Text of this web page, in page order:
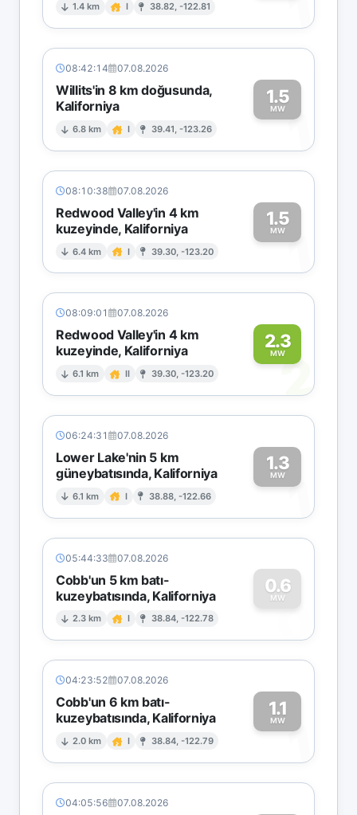
1.4 km I 38.82, -122.81
08:42:14 07.08.2026
Willits'in 8 km doğusunda,
Kaliforniya
6.8 km I 39.41, -123.26
1.5
MW1
08:10:38 07.08.2026
Redwood Valley'in 4 km
kuzeyinde, Kaliforniya
6.4 km I 39.30, -123.20
1.5
MW1
08:09:01 07.08.2026
Redwood Valley'in 4 km
kuzeyinde, Kaliforniya
6.1 km II 39.30, -123.20
2.3
MW2
06:24:31 07.08.2026
Lower Lake'nin 5 km
güneybatısında, Kaliforniya
6.1 km I 38.88, -122.66
1.3
MW1
05:44:33 07.08.2026
Cobb'un 5 km batı-
kuzeybatısında, Kaliforniya
2.3 km I 38.84, -122.78
0.6
MW
0
04:23:52 07.08.2026
Cobb'un 6 km batı-
kuzeybatısında, Kaliforniya
2.0 km I 38.84, -122.79
1.1
MW1
04:05:56 07.08.2026